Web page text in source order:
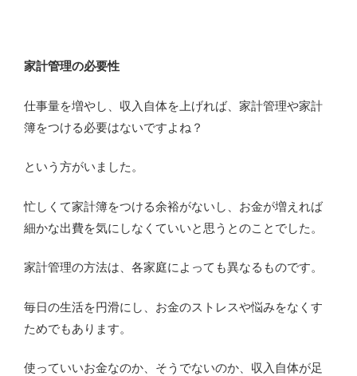
家計管理の必要性
仕事量を増やし、収入自体を上げれば、家計管理や家計
簿をつける必要はないですよね？
という方がいました。
忙しくて家計簿をつける余裕がないし、お金が増えれば
細かな出費を気にしなくていいと思うとのことでした。
家計管理の方法は、各家庭によっても異なるものです。
毎日の生活を円滑にし、お金のストレスや悩みをなくす
ためでもあります。
使っていいお金なのか、そうでないのか、収入自体が足